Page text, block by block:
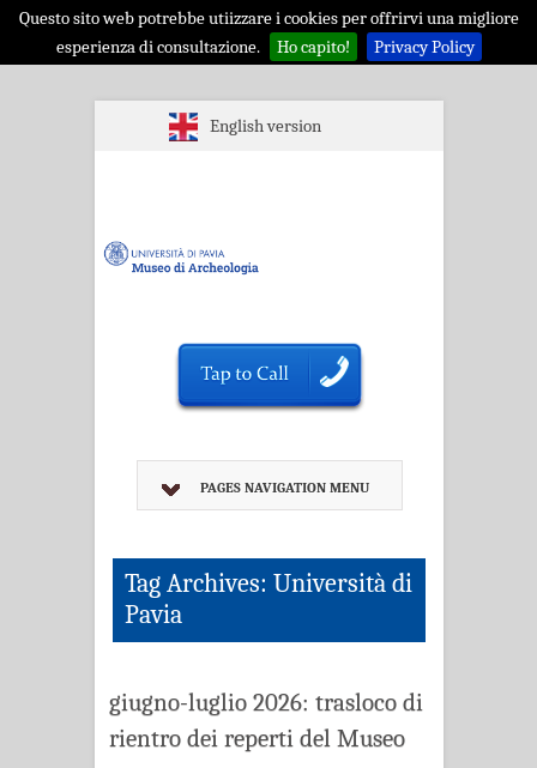
Questo sito web potrebbe utiizzare i cookies per offrirvi una migliore
esperienza di consultazione.
Ho capito! Privacy Policy
English version
PAGES NAVIGATION MENU
Tag Archives: Università di
Pavia
giugno-luglio 2026: trasloco di
rientro dei reperti del Museo